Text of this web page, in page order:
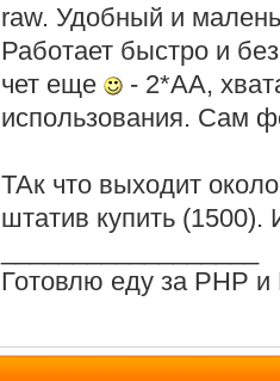
raw. Удобный и
Работает быстро и
чет еще
- 2*AA,
использования. Сам
ТАк что выходит
штатив купить (1500).
Готовлю еду за PHP и